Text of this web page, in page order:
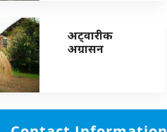
अट्वारीक
अग्रासन